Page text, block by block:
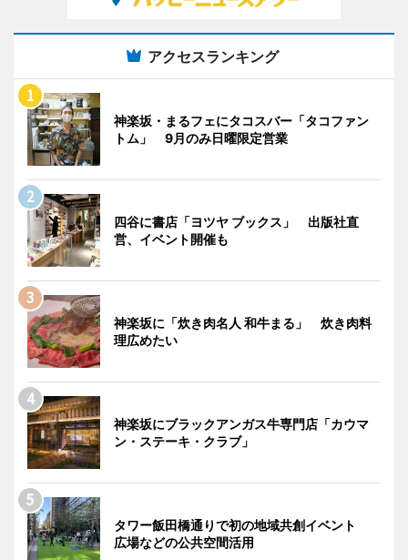
アクセスランキング
神楽坂・まるフェにタコスバー「タコファン
トム」 9月のみ日曜限定営業
四谷に書店「ヨツヤ ブックス」 出版社直
営、イベント開催も
神楽坂に「炊き肉名人 和牛まる」 炊き肉料
理広めたい
神楽坂にブラックアンガス牛専門店「カウマ
ン・ステーキ・クラブ」
タワー飯田橋通りで初の地域共創イベント
広場などの公共空間活用